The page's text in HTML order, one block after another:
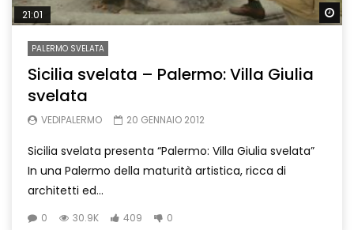
21:01
PALERMO SVELATA
Sicilia svelata – Palermo: Villa Giulia
svelata
VEDIPALERMO 20 GENNAIO 2012
Sicilia svelata presenta “Palermo: Villa Giulia svelata”
In una Palermo della maturità artistica, ricca di
architetti ed...
0 30.9K 409 0